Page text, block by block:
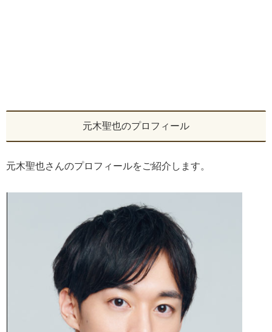
元木聖也のプロフィール
元木聖也さんのプロフィールをご紹介します。